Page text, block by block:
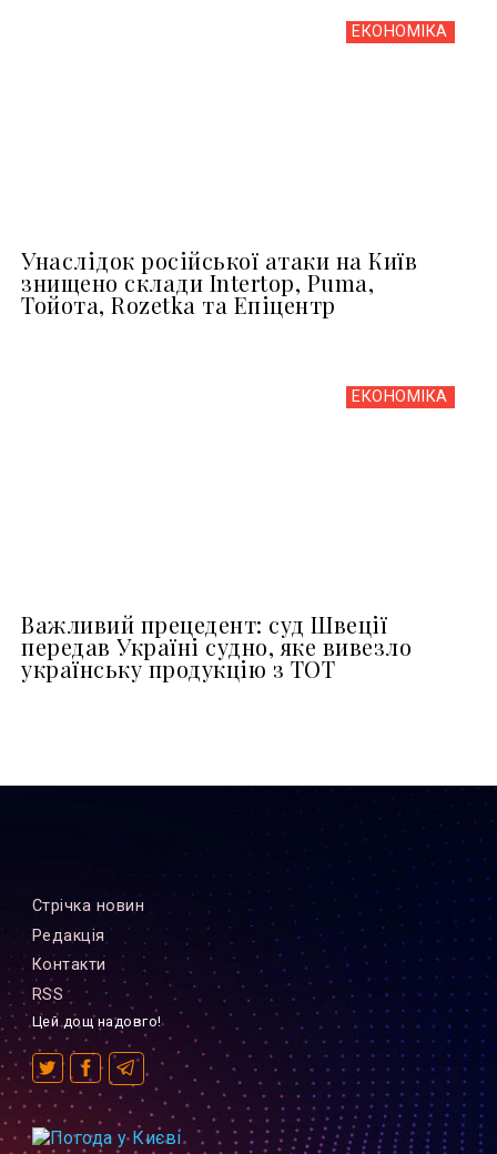
ЕКОНОМІКА
Унаслідок російської атаки на Київ
знищено склади Intertop, Puma,
Тойота, Rozetka та Епіцентр
ЕКОНОМІКА
Важливий прецедент: суд Швеції
передав Україні судно, яке вивезло
українську продукцію з ТОТ
Стрiчка новин
Редакцiя
Контакти
RSS
Цей дощ надовго!